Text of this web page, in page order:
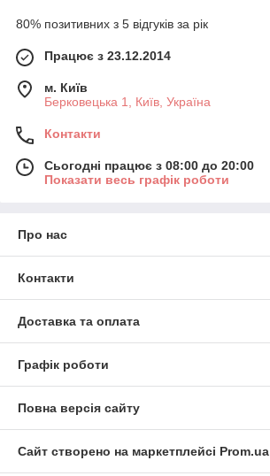
80% позитивних з 5 відгуків за рік
Працює з 23.12.2014
м. Київ
Берковецька 1, Київ, Україна
Контакти
Сьогодні працює з 08:00 до 20:00
Показати весь графік роботи
Про нас
Контакти
Доставка та оплата
Графік роботи
Повна версія сайту
Сайт створено на маркетплейсі Prom.ua